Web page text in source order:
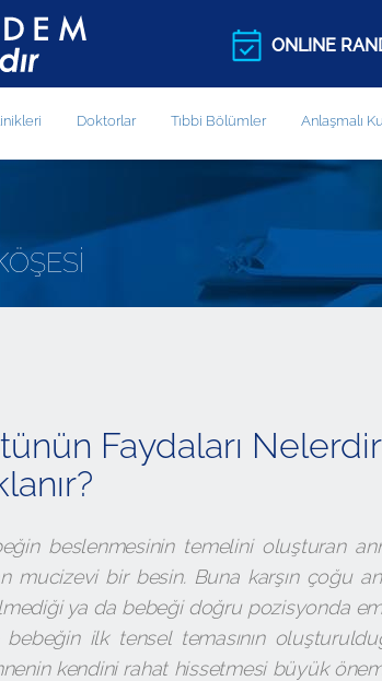
ONLINE
Doktorlar Tıbbi Bölümler Anlaşmalı
Faydaları
beslenmesinin temelini oluşturan
mucizevi bir besin. Buna karşın çoğu
ya da bebeği doğru pozisyonda
bebeğin ilk tensel temasının
kendini rahat hissetmesi büyük